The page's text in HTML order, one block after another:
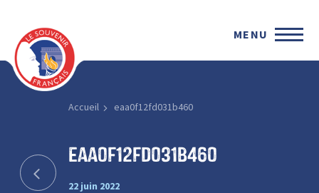
MENU
Accueil eaa0f12fd031b460
eaa0f12fd031b460
22 juin 2022